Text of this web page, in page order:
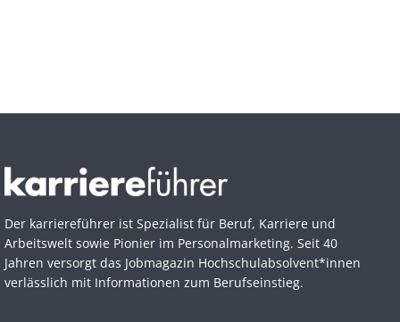
Der karriereführer ist Spezialist für Beruf, Karriere und
Arbeitswelt sowie Pionier im Personal­marketing. Seit 40
Jahren versorgt das Jobmagazin Hochschul­absolvent*innen
verlässlich mit Informationen zum Berufseinstieg.